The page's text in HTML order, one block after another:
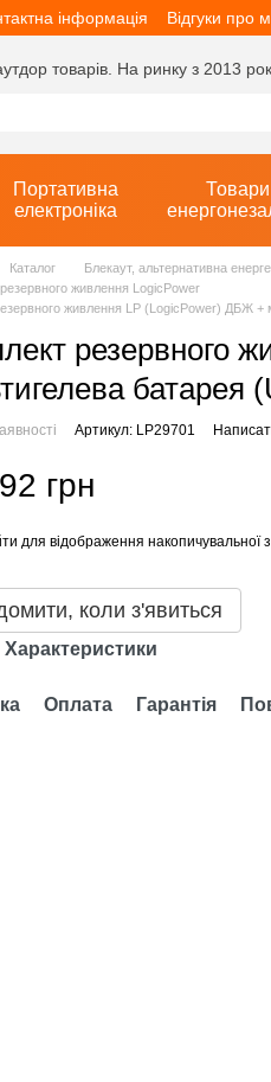
інформація Відгуки про
товарів. На ринку з 2013
Портативна
електроніка
Каталог Блекаут, альтернативна
живлення LogicPower
живлення LP (LogicPower) ДБЖ +
резервного
Артикул: LP29701
грн
для відображення накопичувальної
коли з'явиться
Характеристики
Оплата Гарантія